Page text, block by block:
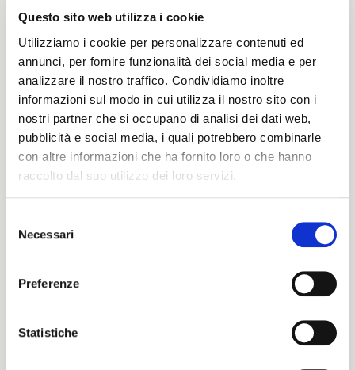
Questo sito web utilizza i cookie
Utilizziamo i cookie per personalizzare contenuti ed
annunci, per fornire funzionalità dei social media e per
analizzare il nostro traffico. Condividiamo inoltre
informazioni sul modo in cui utilizza il nostro sito con i
nostri partner che si occupano di analisi dei dati web,
pubblicità e social media, i quali potrebbero combinarle
con altre informazioni che ha fornito loro o che hanno
raccolto dal suo utilizzo dei loro servizi.
delNecessari
Preferenze
Statistiche
5384 - 5385 - 5386 - 5387 - 5388 - 5389 - 5390 -
5391 - 5392 - 5393 - 5394 - 5395 - 5396 - 5397
Peso
290 G/MLIN